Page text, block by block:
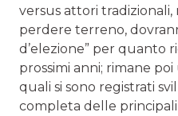
versus attori tradizionali,
perdere terreno,
d’elezione” per quanto
prossimi anni; rimane
quali si sono registrati
completa delle